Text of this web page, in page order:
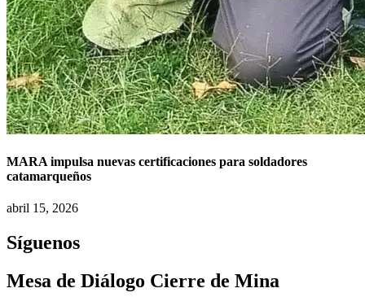
MARA impulsa nuevas certificaciones para soldadores
catamarqueños
abril 15, 2026
Síguenos
Mesa de Diálogo Cierre de Mina